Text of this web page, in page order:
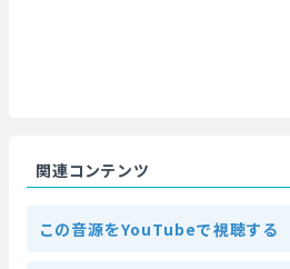
関連コンテンツ
この音源をYouTubeで視聴する